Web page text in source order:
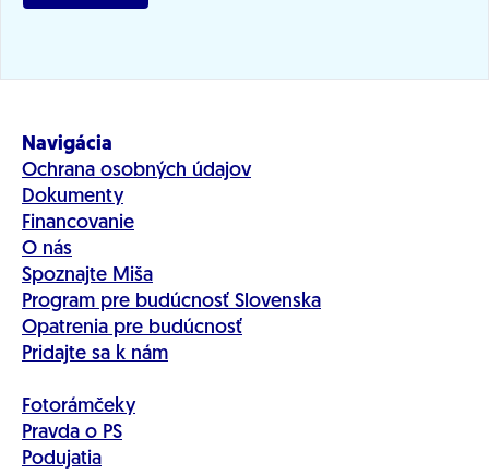
Navigácia
Ochrana osobných údajov
Dokumenty
Financovanie
O nás
Spoznajte Miša
Program pre budúcnosť Slovenska
Opatrenia pre budúcnosť
Pridajte sa k nám
Fotorámčeky
Pravda o PS
Podujatia